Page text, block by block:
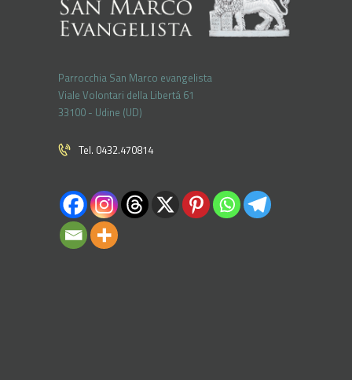
Parrocchia San Marco evangelista
Viale Volontari della Libertá 61
33100 - Udine (UD)
Tel. 0432.470814